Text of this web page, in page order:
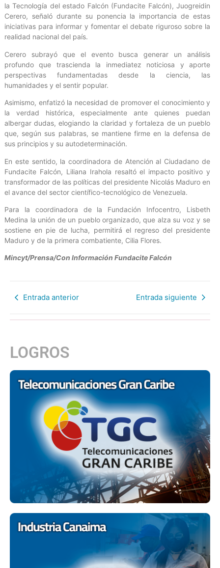
la Tecnología del estado Falcón (Fundacite Falcón), Juogreidin
Cerero, señaló durante su ponencia la importancia de estas
iniciativas para informar y fomentar el debate riguroso sobre la
realidad nacional del país.
Cerero subrayó que el evento busca generar un análisis
profundo que trascienda la inmediatez noticiosa y aporte
perspectivas fundamentadas desde la ciencia, las
humanidades y el sentir popular.
Asimismo, enfatizó la necesidad de promover el conocimiento y
la verdad histórica, especialmente ante quienes puedan
albergar dudas, elogiando la claridad y fortaleza de un pueblo
que, según sus palabras, se mantiene firme en la defensa de
sus principios y su autodeterminación.
En este sentido, la coordinadora de Atención al Ciudadano de
Fundacite Falcón, Liliana Irahola resaltó el impacto positivo y
transformador de las políticas del presidente Nicolás Maduro en
el avance del sector científico-tecnológico de Venezuela.
Para la coordinadora de la Fundación Infocentro, Lisbeth
Medina la unión de un pueblo organizado, que alza su voz y se
sostiene en pie de lucha, permitirá el regreso del presidente
Maduro y de la primera combatiente, Cilia Flores.
Mincyt/Prensa/Con Información Fundacite Falcón
Entrada anterior Entrada siguiente
LOGROS